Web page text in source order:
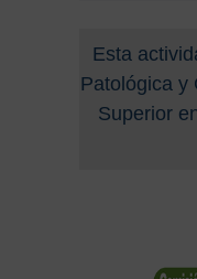
Esta
Patológica y
Superior